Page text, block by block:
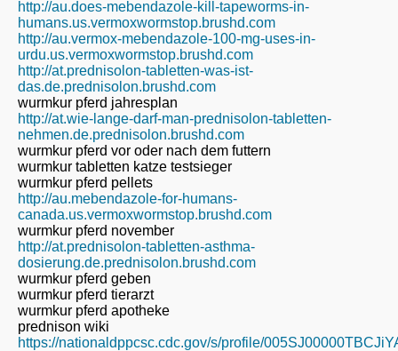
http://au.does-mebendazole-kill-tapeworms-in-
humans.us.vermoxwormstop.brushd.com
http://au.vermox-mebendazole-100-mg-uses-in-
urdu.us.vermoxwormstop.brushd.com
http://at.prednisolon-tabletten-was-ist-
das.de.prednisolon.brushd.com
wurmkur pferd jahresplan
http://at.wie-lange-darf-man-prednisolon-tabletten-
nehmen.de.prednisolon.brushd.com
wurmkur pferd vor oder nach dem futtern
wurmkur tabletten katze testsieger
wurmkur pferd pellets
http://au.mebendazole-for-humans-
canada.us.vermoxwormstop.brushd.com
wurmkur pferd november
http://at.prednisolon-tabletten-asthma-
dosierung.de.prednisolon.brushd.com
wurmkur pferd geben
wurmkur pferd tierarzt
wurmkur pferd apotheke
prednison wiki
https://nationaldppcsc.cdc.gov/s/profile/